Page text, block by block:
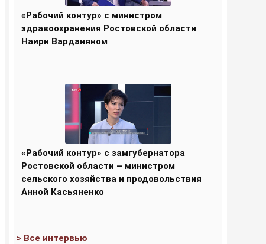
«Рабочий контур» с министром
здравоохранения Ростовской области
Наири Варданяном
«Рабочий контур» с замгубернатора
Ростовской области – министром
сельского хозяйства и продовольствия
Анной Касьяненко
> Все интервью